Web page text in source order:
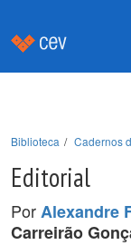
Biblioteca Cadernos
Editorial
PorAlexandre
Carreirão